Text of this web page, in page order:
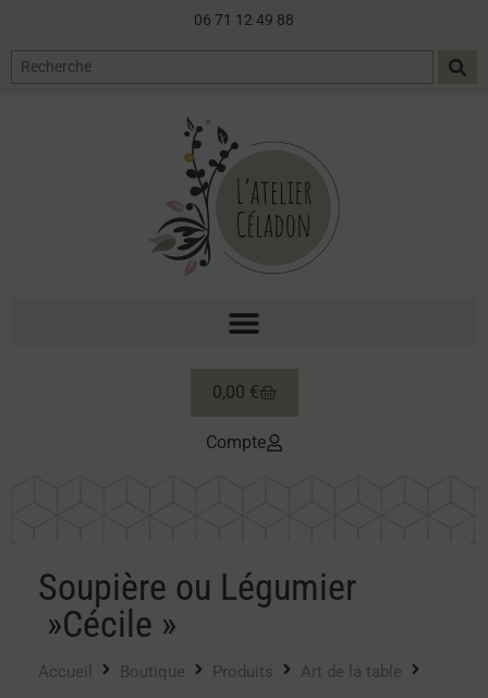
06 71 12 49 88
0,00 €
Compte
Soupière ou Légumier
»Cécile »
Accueil Boutique Produits
Art de la table